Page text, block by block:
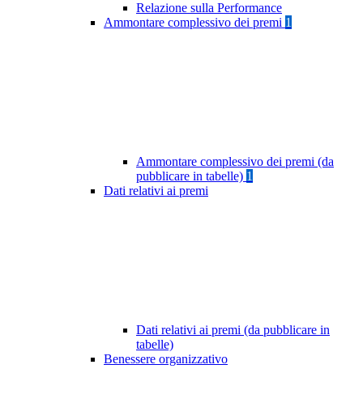
Relazione sulla Performance
Ammontare complessivo dei premi 1
Ammontare complessivo dei premi (da
pubblicare in tabelle) 1
Dati relativi ai premi
Dati relativi ai premi (da pubblicare in
tabelle)
Benessere organizzativo